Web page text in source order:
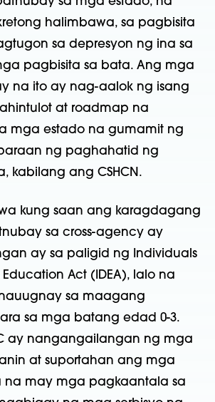
halimbawa, sa pagbisita
sa depresyon ng ina sa
pagbisita sa bata. Ang mga
na ito ay nag-aalok ng isang
at roadmap na
mga estado na gumamit ng
ng paghahatid ng
kabilang ang CSHCN.
kung saan ang karagdagang
sa cross-agency ay
ay sa paligid ng Individuals
Act (IDEA), lalo na
sa maagang
sa mga batang edad 0-3.
ay nangangailangan ng mga
at suportahan ang mga
na may mga pagkaantala sa